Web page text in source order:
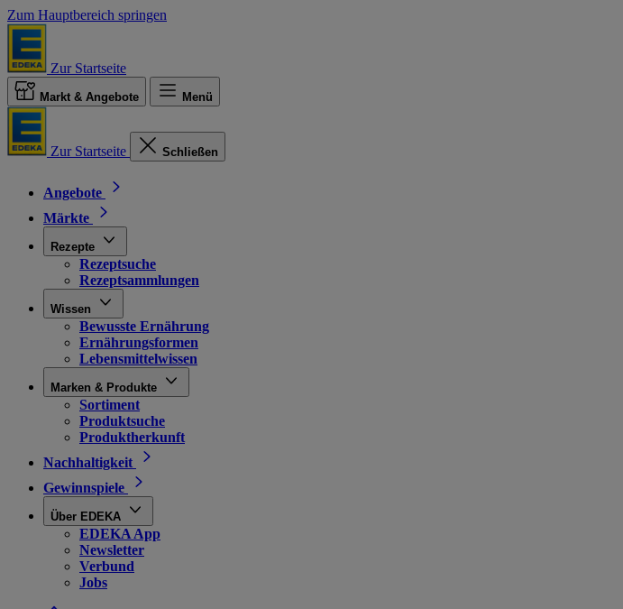
Zum Hauptbereich springen
Zur Startseite
Markt & Angebote Menü
Zur Startseite Schließen
Angebote
Märkte
Rezepte
Rezeptsuche
Rezeptsammlungen
Wissen
Bewusste Ernährung
Ernährungsformen
Lebensmittelwissen
Marken & Produkte
Sortiment
Produktsuche
Produktherkunft
Nachhaltigkeit
Gewinnspiele
Über EDEKA
EDEKA App
Newsletter
Verbund
Jobs